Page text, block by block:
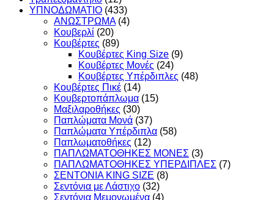
ΥΠΝΟΔΩΜΑΤΙO (433)
ΑΝΩΣΤΡΩΜΑ (4)
Κουβερλί (20)
Κουβέρτες (89)
Κουβέρτες King Size (9)
Κουβέρτες Μονές (24)
Κουβέρτες Υπέρδιπλες (48)
Κουβέρτες Πικέ (14)
Κουβερτοπάπλωμα (15)
Μαξιλαροθήκες (30)
Παπλώματα Μονά (37)
Παπλώματα Υπέρδιπλα (58)
Παπλωματοθήκες (12)
ΠΑΠΛΩΜΑΤΟΘΗΚΕΣ ΜΟΝΕΣ (3)
ΠΑΠΛΩΜΑΤΟΘΗΚΕΣ ΥΠΕΡΔΙΠΛΕΣ (7)
ΣΕΝΤΟΝΙΑ KING SIZE (8)
Σεντόνια με Λάστιχο (32)
Σεντόνια Μεμονωμένα (4)